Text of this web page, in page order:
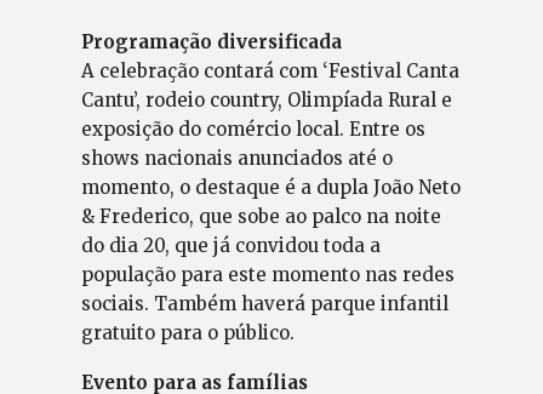
Programação diversificada
A celebração contará com ‘Festival Canta
Cantu’, rodeio country, Olimpíada Rural e
exposição do comércio local. Entre os
shows nacionais anunciados até o
momento, o destaque é a dupla João Neto
& Frederico, que sobe ao palco na noite
do dia 20, que já convidou toda a
população para este momento nas redes
sociais. Também haverá parque infantil
gratuito para o público.
Evento para as famílias